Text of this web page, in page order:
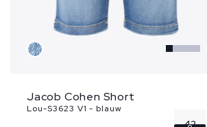
Jacob Cohen Short
Lou-S3623 V1 - blauw
42